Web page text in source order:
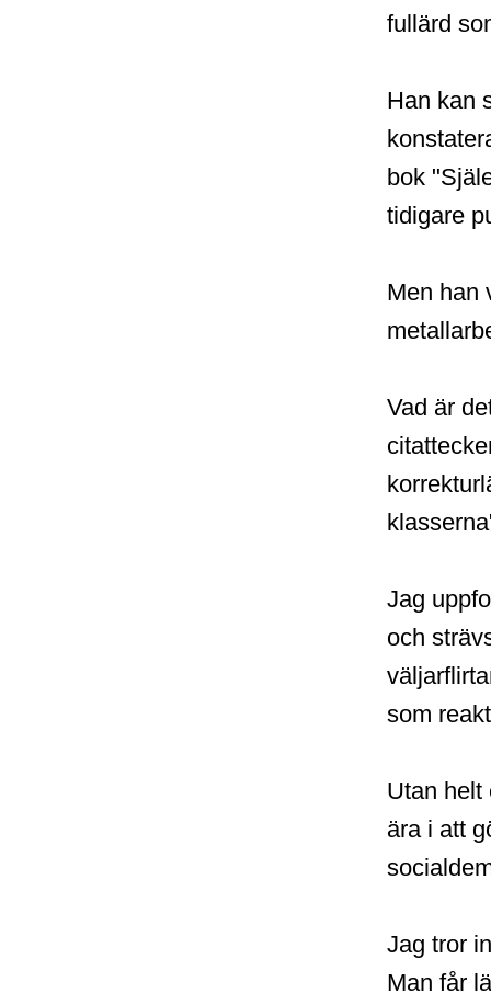
fullärd
Han kan
bok
tidigare
Men han
Vad är
Jag
och
som
Utan helt
ära i att
Jag tror
Man får